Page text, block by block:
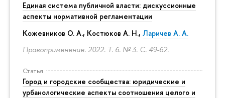
Единая система публичной власти: дискуссионные
аспекты нормативной регламентации
Кожевников О. А., Костюков А. Н., Ларичев А. А.
Правоприменение. 2022. Т. 6. № 3. С. 49-62.
Статья
Город и городские сообщества: юридические и
урбанологические аспекты соотношения целого и